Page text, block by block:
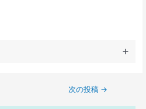
次の投稿 →